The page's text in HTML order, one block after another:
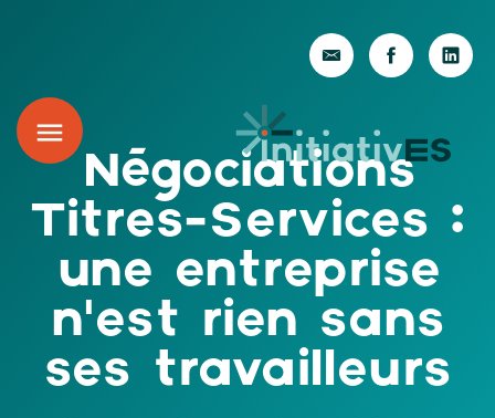
Négociations
Titres-Services :
une entreprise
n’est rien sans
ses travailleurs